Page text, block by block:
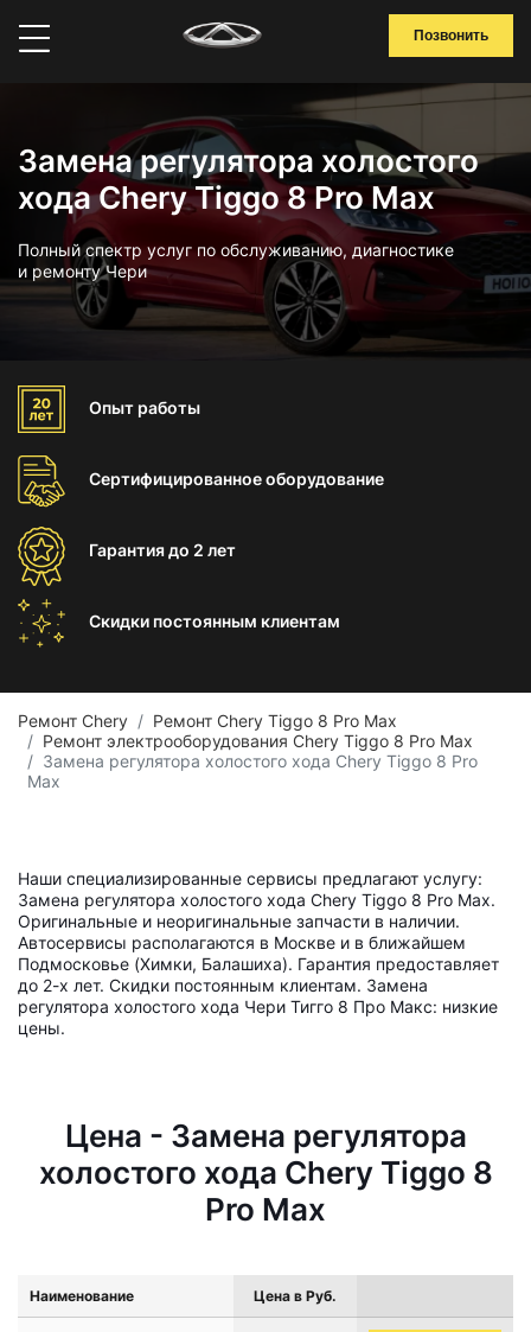
Позвонить
Замена регулятора холостого
хода Chery Tiggo 8 Pro Max
Полный спектр услуг по обслуживанию, диагностике
и ремонту Чери
Опыт работы
Сертифицированноеоборудование
Гарантиядо 2 лет
Скидки постоянным клиентам
Ремонт Chery
Ремонт Chery Tiggo 8 Pro Max
Ремонт электрооборудования Chery Tiggo 8 Pro Max
Замена регулятора холостого хода Chery Tiggo 8 Pro
Max
Наши специализированные сервисы предлагают услугу:
Замена регулятора холостого хода Chery Tiggo 8 Pro Max.
Оригинальные и неоригинальные запчасти в наличии.
Автосервисы располагаются в Москве и в ближайшем
Подмосковье (Химки, Балашиха). Гарантия предоставляет
до 2-х лет. Скидки постоянным клиентам. Замена
регулятора холостого хода Чери Тигго 8 Про Макс: низкие
цены.
Цена - Замена регулятора
холостого хода Chery Tiggo 8
Pro Max
Наименование Цена в Руб.